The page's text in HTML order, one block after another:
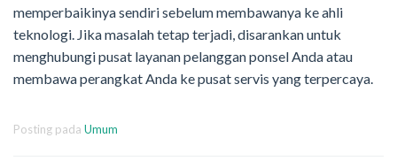
memperbaikinya sendiri sebelum membawanya ke ahli
teknologi. Jika masalah tetap terjadi, disarankan untuk
menghubungi pusat layanan pelanggan ponsel Anda atau
membawa perangkat Anda ke pusat servis yang terpercaya.
Posting pada Umum